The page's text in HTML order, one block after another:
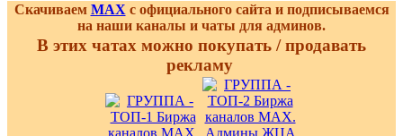
Скачиваем MAX с официального сайта и подписываемся
на наши каналы и чаты для админов.
В этих чатах можно покупать / продавать
рекламу